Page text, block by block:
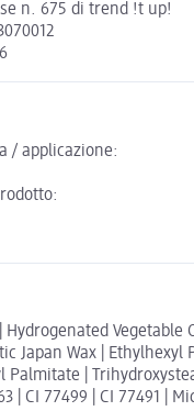
n. 675 di trend !t up!
/ applicazione:
Hydrogenated Vegetable
Japan Wax | Ethylhexyl
Palmitate |
| CI 77499 | CI 77491 |